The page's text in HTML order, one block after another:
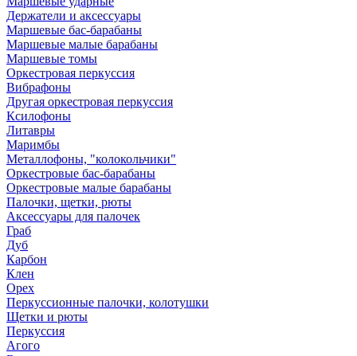
Держатели и аксессуары
Маршевые бас-барабаны
Маршевые малые барабаны
Маршевые томы
Оркестровая перкуссия
Вибрафоны
Другая оркестровая перкуссия
Ксилофоны
Литавры
Маримбы
Металлофоны, "колокольчики"
Оркестровые бас-барабаны
Оркестровые малые барабаны
Палочки, щетки, рюты
Аксессуары для палочек
Граб
Дуб
Карбон
Клен
Орех
Перкуссионные палочки, колотушки
Щетки и рюты
Перкуссия
Агого